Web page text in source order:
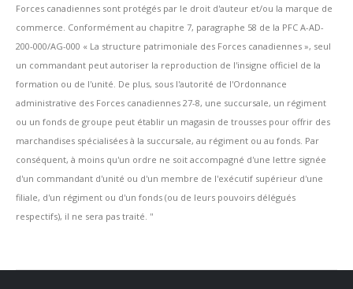
Forces canadiennes sont protégés par le droit d'auteur et/ou la marque de
commerce. Conformément au chapitre 7, paragraphe 58 de la PFC A-AD-
200-000/AG-000 « La structure patrimoniale des Forces canadiennes », seul
un commandant peut autoriser la reproduction de l'insigne officiel de la
formation ou de l'unité. De plus, sous l'autorité de l'Ordonnance
administrative des Forces canadiennes 27-8, une succursale, un régiment
ou un fonds de groupe peut établir un magasin de trousses pour offrir des
marchandises spécialisées à la succursale, au régiment ou au fonds. Par
conséquent, à moins qu'un ordre ne soit accompagné d'une lettre signée
d'un commandant d'unité ou d'un membre de l'exécutif supérieur d'une
filiale, d'un régiment ou d'un fonds (ou de leurs pouvoirs délégués
respectifs), il ne sera pas traité. ''